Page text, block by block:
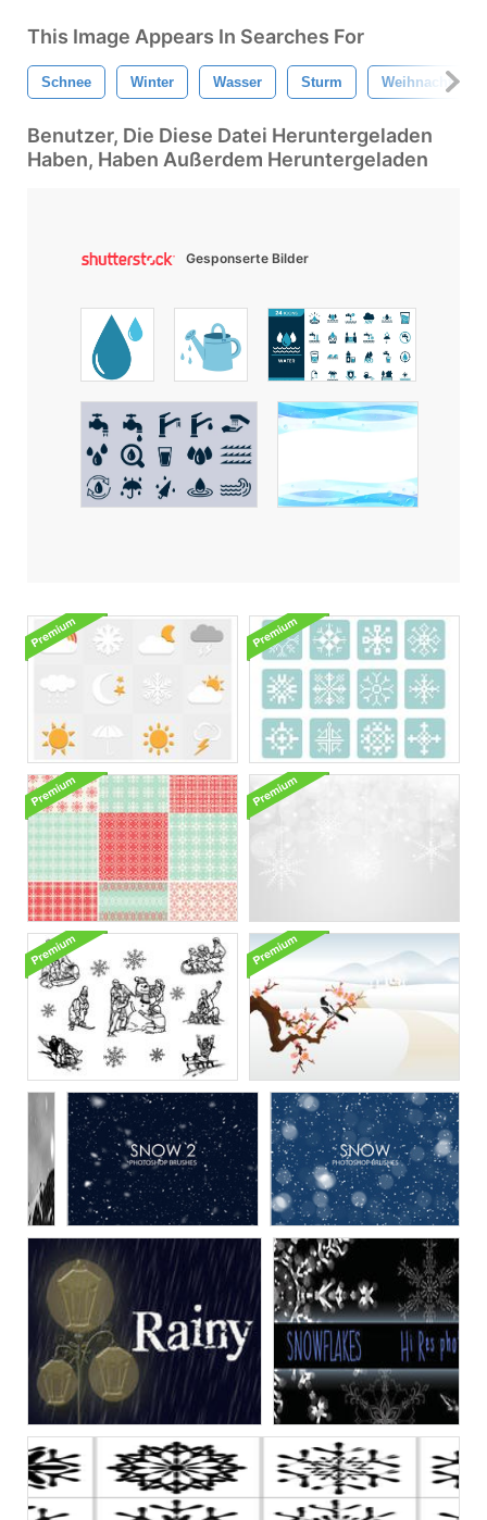
This Image Appears In Searches For
Schnee Winter Wasser Sturm Weihnachten
Benutzer, Die Diese Datei Heruntergeladen
Haben, Haben Außerdem Heruntergeladen
Gesponserte Bilder